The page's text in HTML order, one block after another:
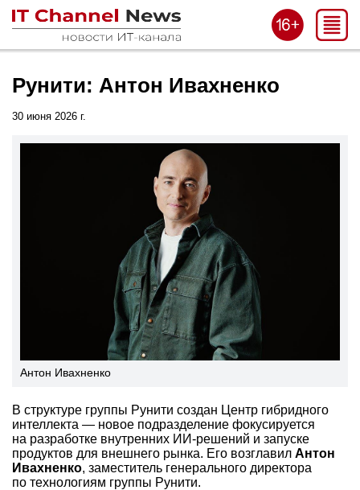
Рунити: Антон Ивахненко
30 июня 2026 г.
Антон Ивахненко
В структуре группы Рунити создан Центр гибридного
интеллекта — новое подразделение фокусируется
на разработке внутренних ИИ-решений и запуске
продуктов для внешнего рынка. Его возглавил Антон
Ивахненко, заместитель генерального директора
по технологиям группы Рунити.